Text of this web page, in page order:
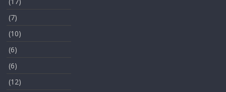
(7)
(10)
(6)
(6)
(12)